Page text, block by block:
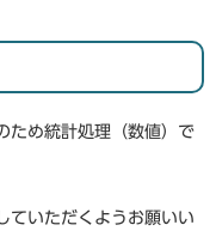
ため統計処理（数値）で
ていただくようお願いい